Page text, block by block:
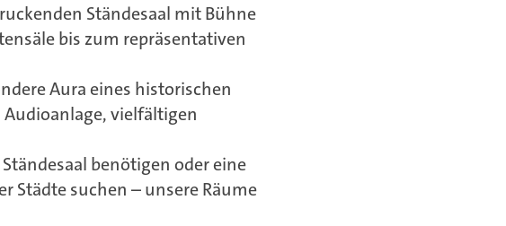
Ständesaal mit Bühne
bis zum repräsentativen
Aura eines historischen
Audioanlage, vielfältigen
benötigen oder eine
Städte suchen – unsere Räume